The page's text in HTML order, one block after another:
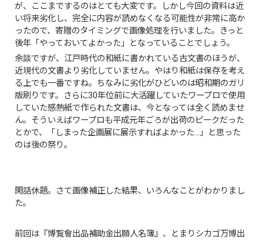
が、ここまでするのはとても大変です。しかし今回の資料は近
い将来劣化し、完全に内容が読めなくなる可能性が非常に高か
ったので、寄贈のタイミングで画像処理を行いました。きっと
後年「やっておいてよかった」となっていることでしょう。
余談ですが、江戸時代の和紙に書かれている古文書のほうが、
近現代の文書より劣化していません。やはり和紙は保存を考え
る上でも一番ですね。ちなみに劣化がひどいのは昭和期のガリ
版刷りです。さらに30年位前に大活躍していたワープロで使用
していた感熱紙で作られた文書は、今となっては全く読めませ
ん。そういえばワープロも平成元年ごろが出荷のピークだった
とかで、「しまった企画展に展示すればよかった…」と思った
のは後の祭り。
閑話休題。さて画像補正した結果、いろんなことがわかりまし
た。
前回は『博覧會出品補助金出願人名簿』、とまりシカゴ万博出